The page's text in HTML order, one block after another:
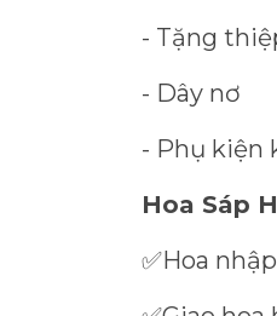
- Tặng
- Dây nơ
- Phụ kiện
Hoa Sáp
✅Hoa